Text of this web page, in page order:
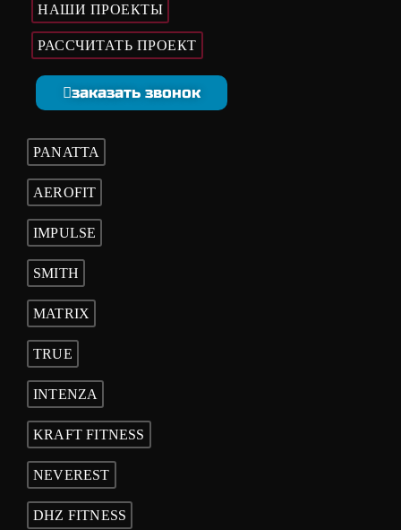
НАШИ ПРОЕКТЫ
РАССЧИТАТЬ ПРОЕКТ
заказать звонок
PANATTA
AEROFIT
IMPULSE
SMITH
MATRIX
TRUE
INTENZA
KRAFT FITNESS
NEVEREST
DHZ FITNESS